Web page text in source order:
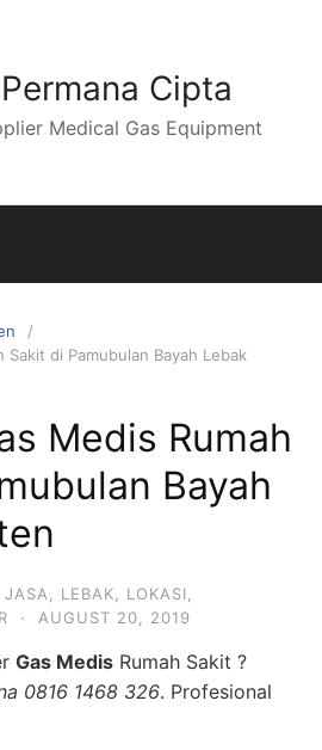
Cipta
Medical Gas Equipment
Sakit di Pamubulan Bayah Lebak
Medis Rumah
Bayah
JASA LEBAK LOKASI
· AUGUST 20, 2019
Gas Medis Rumah Sakit ?
0816 1468 326. Profesional